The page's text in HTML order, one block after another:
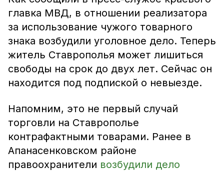
главка МВД, в отношении реализатора
за использование чужого товарного
знака возбудили уголовное дело. Теперь
житель Ставрополья может лишиться
свободы на срок до двух лет. Сейчас он
находится под подпиской о невыезде.
Напомним, это не первый случай
торговли на Ставрополье
контрафактными товарами. Ранее в
Апанасенковском районе
правоохранители возбудили дело